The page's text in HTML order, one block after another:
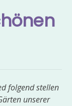
folgend stellen
unserer